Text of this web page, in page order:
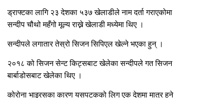
ड्राफ्टका लागि २३ देशका ५३७ खेलाडीले नाम दर्ता गराएकोमा
सन्दीप चौथो महँगो मूल्य राख्ने खेलाडी मध्येमा थिए ।
सन्दीपले लगातार तेस्रो सिजन सिपिएल खेल्ने भएका हुन् ।
२०१८ को सिजन सेन्ट किट्सबाट खेलेका सन्दीपले गत सिजन
बार्बाडोसबाट खेलेका थिए ।
कोरोना भाइरसका कारण यसपटकको लिग एक देशमा मात्र हुने